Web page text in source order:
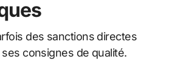
des sanctions directes
consignes de qualité.